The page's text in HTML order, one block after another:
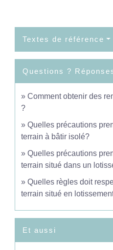
Textes de référence
Questions ?
Comment obtenir des
?
Quelles précautions
terrain à bâtir isolé?
Quelles précautions
terrain situé dans un
Quelles règles doit
terrain situé en
Et aussi